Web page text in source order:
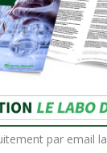
par email